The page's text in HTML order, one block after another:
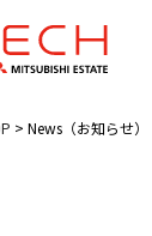
> News（お知らせ）